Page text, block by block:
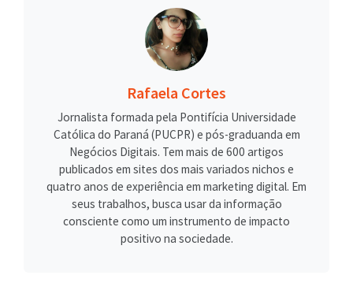
Rafaela Cortes
Jornalista formada pela Pontifícia Universidade
Católica do Paraná (PUCPR) e pós-graduanda em
Negócios Digitais. Tem mais de 600 artigos
publicados em sites dos mais variados nichos e
quatro anos de experiência em marketing digital. Em
seus trabalhos, busca usar da informação
consciente como um instrumento de impacto
positivo na sociedade.